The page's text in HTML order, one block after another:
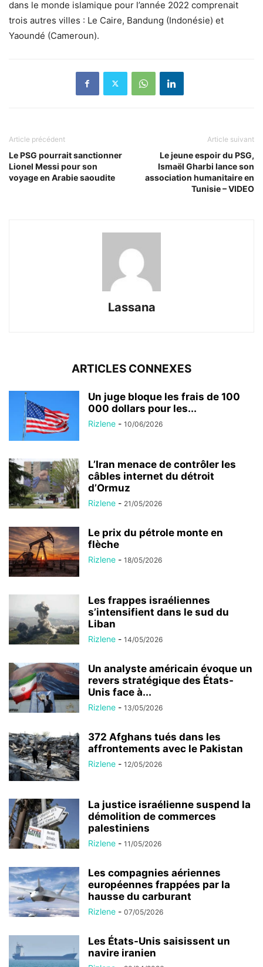
dans le monde islamique pour l’année 2022 comprenait
trois autres villes : Le Caire, Bandung (Indonésie) et
Yaoundé (Cameroun).
Article précédent
Le PSG pourrait sanctionner
Lionel Messi pour son
voyage en Arabie saoudite
Article suivant
Le jeune espoir du PSG,
Ismaël Gharbi lance son
association humanitaire en
Tunisie – VIDEO
Lassana
ARTICLES CONNEXES
Un juge bloque les frais de 100
000 dollars pour les...
Rizlene - 10/06/2026
L’Iran menace de contrôler les
câbles internet du détroit
d’Ormuz
Rizlene - 21/05/2026
Le prix du pétrole monte en
flèche
Rizlene - 18/05/2026
Les frappes israéliennes
s’intensifient dans le sud du
Liban
Rizlene - 14/05/2026
Un analyste américain évoque un
revers stratégique des États-
Unis face à...
Rizlene - 13/05/2026
372 Afghans tués dans les
affrontements avec le Pakistan
Rizlene - 12/05/2026
La justice israélienne suspend la
démolition de commerces
palestiniens
Rizlene - 11/05/2026
Les compagnies aériennes
européennes frappées par la
hausse du carburant
Rizlene - 07/05/2026
Les États-Unis saisissent un
navire iranien